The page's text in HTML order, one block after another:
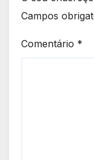
Campos
Comentário *